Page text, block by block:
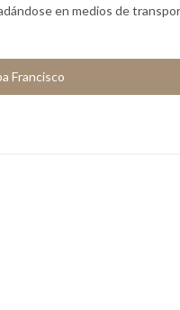
en medios de
Francisco